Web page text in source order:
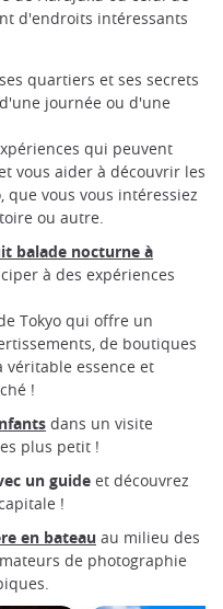
d'endroits intéressants
quartiers et ses secrets
d'une journée ou d'une
qui peuvent
vous aider à découvrir les
que vous vous intéressiez
ou autre.
balade nocturne à
à des expériences
Tokyo qui offre un
de boutiques
véritable essence et
!
dans un visite
plus petit !
un guide et découvrez
!
en bateau au milieu des
de photographie